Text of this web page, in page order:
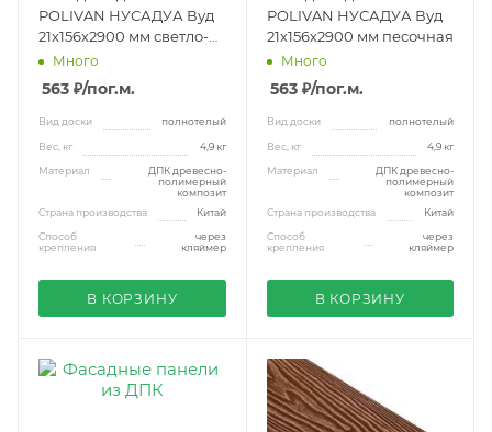
POLIVAN НУСАДУА Вуд
21х156х2900 мм светло-
коричневая
Много
563 ₽/пог.м.
Вид доски полнотелый
Вес, кг 4,9 кг
Материал
ДПК древесно-
полимерный
композит
Страна производства
Китай
Способ
крепления
через
кляймер
В КОРЗИНУ
POLIVAN НУСАДУА Вуд
21х156х2900 мм песочная
Много
563 ₽/пог.м.
Вид доски полнотелый
Вес, кг 4,9 кг
Материал
ДПК древесно-
полимерный
композит
Страна производства
Китай
Способ
крепления
через
кляймер
В КОРЗИНУ